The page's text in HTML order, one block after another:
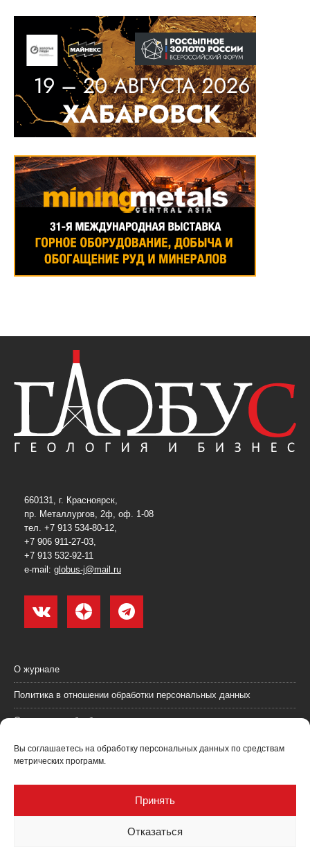
Вы соглашаетесь на обработку персональных данных по средствам
метрических программ.
Принять
Отказаться
660131, г. Красноярск,
пр. Металлургов, 2ф, оф. 1-08
тел. +7 913 534-80-12,
+7 906 911-27-03,
+7 913 532-92-11
e-mail: globus-j@mail.ru
О журнале
Политика в отношении обработки персональных данных
Согласие на обработку персональных данных
Пользовательское соглашение (оферта)